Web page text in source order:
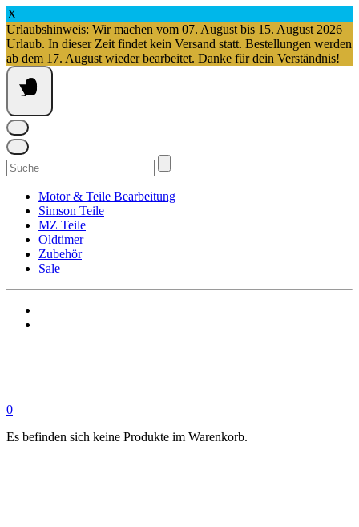
X
Urlaubshinweis: Wir machen vom 07. August bis 15. August 2026
Urlaub. In dieser Zeit findet kein Versand statt. Bestellungen werden
ab dem 17. August wieder bearbeitet. Danke für dein Verständnis!
Springe
zum
Inhalt
Suchen
nach:
Motor & Teile Bearbeitung
Simson Teile
MZ Teile
Oldtimer
Zubehör
Sale
0
Es befinden sich keine Produkte im Warenkorb.